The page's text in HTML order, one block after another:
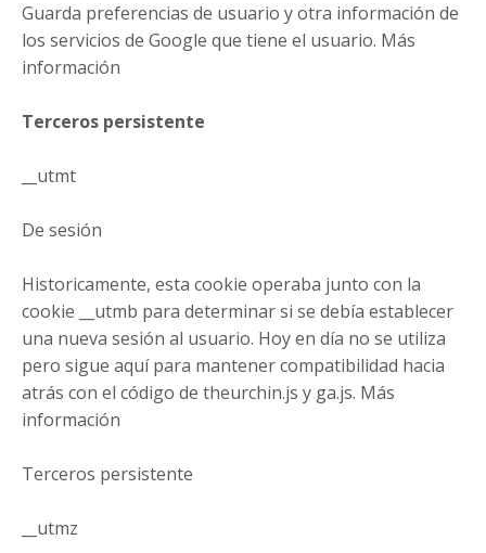
Guarda preferencias de usuario y otra información de
los servicios de Google que tiene el usuario. Más
información
Terceros persistente
__utmt
De sesión
Historicamente, esta cookie operaba junto con la
cookie __utmb para determinar si se debía establecer
una nueva sesión al usuario. Hoy en día no se utiliza
pero sigue aquí para mantener compatibilidad hacia
atrás con el código de theurchin.js y ga.js. Más
información
Terceros persistente
__utmz